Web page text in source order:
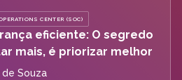
CENTER (SOC)
eficiente: O segredo
mais, é priorizar melhor
de Souza